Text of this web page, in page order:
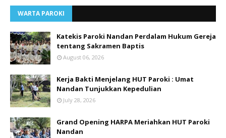
WARTA PAROKI
Katekis Paroki Nandan Perdalam Hukum Gereja
tentang Sakramen Baptis
August 06, 2026
Kerja Bakti Menjelang HUT Paroki : Umat
Nandan Tunjukkan Kepedulian
July 28, 2026
Grand Opening HARPA Meriahkan HUT Paroki
Nandan